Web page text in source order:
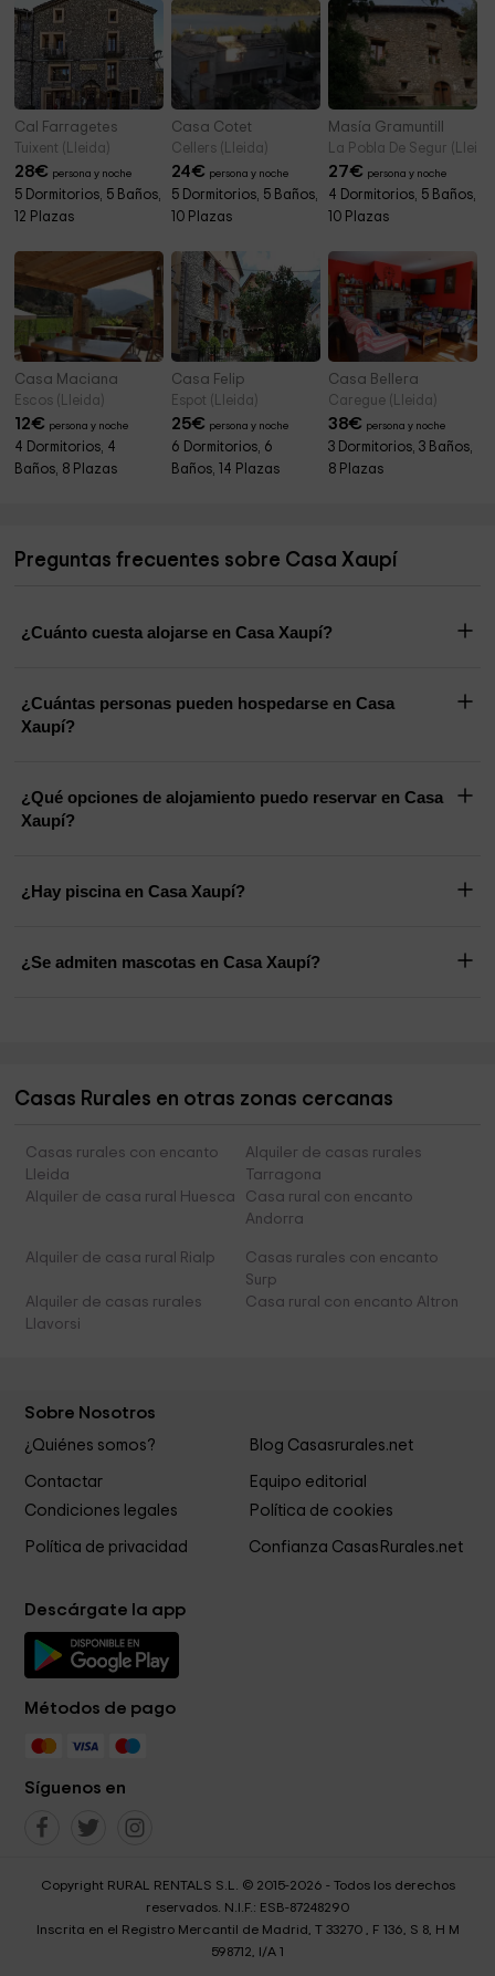
Cal Farragetes
Tuixent (Lleida)
28€ persona y noche
5 Dormitorios, 5 Baños,
12 Plazas
Casa Cotet
Cellers (Lleida)
24€ persona y noche
5 Dormitorios, 5 Baños,
10 Plazas
Masía Gramuntill
La Pobla De Segur
27€ persona y noche
4 Dormitorios, 5 Baños,
10 Plazas
Casa Maciana
Escos (Lleida)
12€ persona y noche
4 Dormitorios, 4
Baños, 8 Plazas
Casa Felip
Espot (Lleida)
25€ persona y noche
6 Dormitorios, 6
Baños, 14 Plazas
Casa Bellera
Caregue (Lleida)
38€ persona y noche
3 Dormitorios, 3 Baños,
8 Plazas
Preguntas frecuentes sobre Casa Xaupí
¿Cuánto cuesta alojarse en Casa Xaupí?
¿Cuántas personas pueden hospedarse en Casa
Xaupí?
¿Qué opciones de alojamiento puedo reservar en Casa
Xaupí?
¿Hay piscina en Casa Xaupí?
¿Se admiten mascotas en Casa Xaupí?
Casas Rurales en otras zonas cercanas
Casas rurales con encanto
Lleida
Alquiler de casas rurales
Tarragona
Alquiler de casa rural Huesca
Casa rural con encanto
Andorra
Alquiler de casa rural Rialp
Casas rurales con encanto
Surp
Alquiler de casas rurales
Llavorsi
Casa rural con encanto Altron
Sobre Nosotros
¿Quiénes somos? Blog Casasrurales.net
Contactar
Equipo editorial
Condiciones legales
Política de cookies
Política de privacidad Confianza CasasRurales.net
Descárgate la app
Métodos de pago
Síguenos en
Copyright RURAL RENTALS S.L. © 2015-2026 - Todos los derechos
reservados. N.I.F.: ESB-87248290
Inscrita en el Registro Mercantil de Madrid, T 33270 , F 136, S 8, H M
598712, I/A 1